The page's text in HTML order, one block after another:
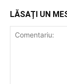
LĂSAȚI UN